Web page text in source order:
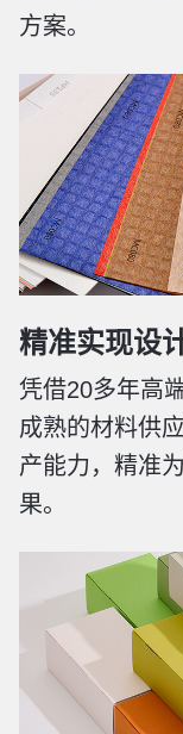
方案。
精准实现设
凭借20多年高
成熟的材料供
产能力，精准
果。